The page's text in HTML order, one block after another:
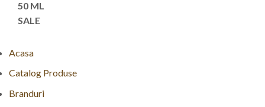
50 ML
SALE
Acasa
Catalog Produse
Branduri